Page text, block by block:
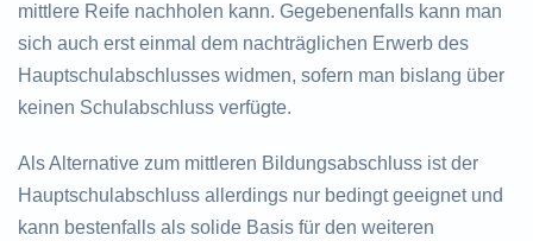
mittlere Reife nachholen kann. Gegebenenfalls kann man
sich auch erst einmal dem nachträglichen Erwerb des
Hauptschulabschlusses widmen, sofern man bislang über
keinen Schulabschluss verfügte.
Als Alternative zum mittleren Bildungsabschluss ist der
Hauptschulabschluss allerdings nur bedingt geeignet und
kann bestenfalls als solide Basis für den weiteren